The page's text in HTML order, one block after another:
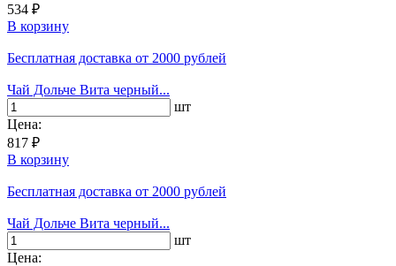
534 ₽
В корзину
Бесплатная доставка от 2000 рублей
Чай Дольче Вита черный...
шт
Цена:
817 ₽
В корзину
Бесплатная доставка от 2000 рублей
Чай Дольче Вита черный...
шт
Цена: